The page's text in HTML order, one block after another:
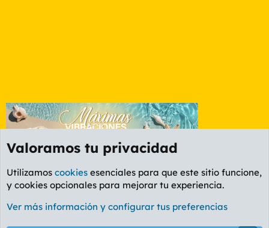
Foro General
Cookies
PL OLDSTYLE AMARILLO
Valoramos tu privacidad
Utilizamos cookies esenciales para que este sitio funcione,
y cookies opcionales para mejorar tu experiencia.
Ver más información y configurar tus preferencias